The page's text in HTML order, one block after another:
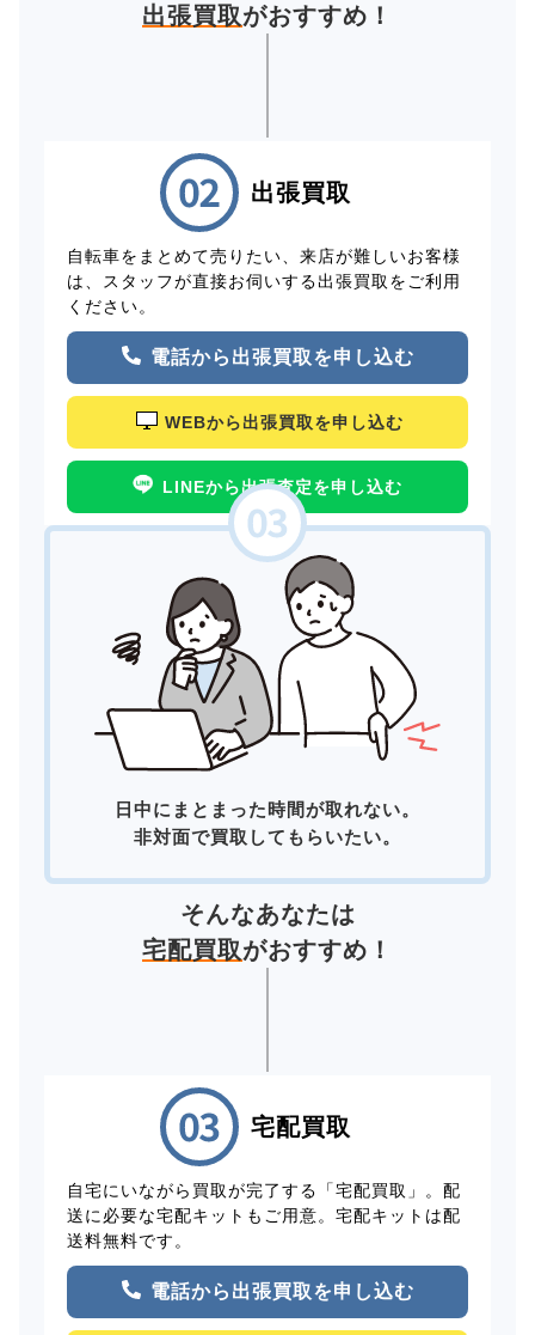
出張買取がおすすめ！
出張買取
自転車をまとめて売りたい、来店が難しいお客様
は、スタッフが直接お伺いする出張買取をご利用
ください。
電話から出張買取を申し込む
WEBから出張買取を申し込む
LINEから出張査定を申し込む
日中にまとまった時間が取れない。
非対面で買取してもらいたい。
そんなあなたは
宅配買取がおすすめ！
宅配買取
自宅にいながら買取が完了する「宅配買取」。配
送に必要な宅配キットもご用意。宅配キットは配
送料無料です。
電話から出張買取を申し込む